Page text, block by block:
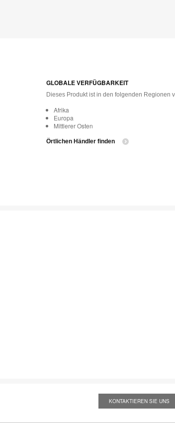
GLOBALE VERFÜGBARKEIT
Dieses Produkt ist in den folgenden Regionen
Afrika
Europa
Mittlerer Osten
Örtlichen Händler finden
KONTAKTIEREN SIE UNS